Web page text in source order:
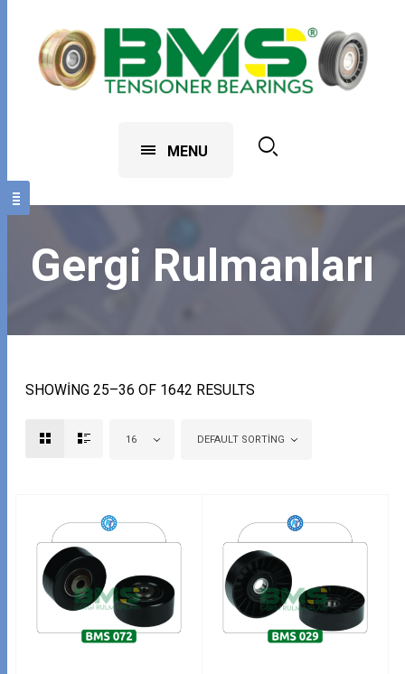
MENU
Gergi Rulmanları
SHOWING 25–36 OF 1642 RESULTS
16 DEFAULT SORTING